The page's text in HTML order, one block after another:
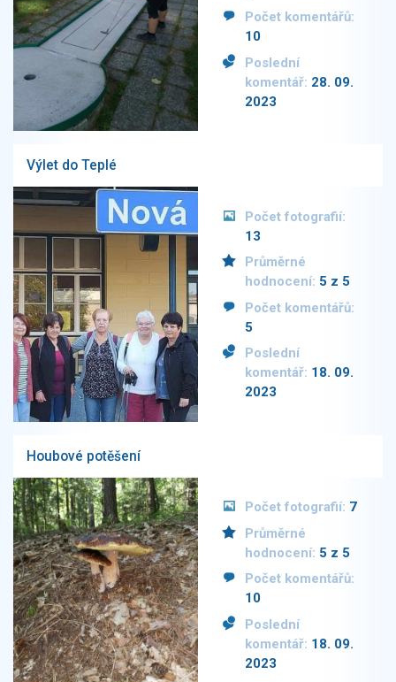
Počet komentářů:
10
Poslední
komentář: 28. 09.
2023
Výlet do Teplé
Počet fotografií:
13
Průměrné
hodnocení: 5 z 5
Počet komentářů:
5
Poslední
komentář: 18. 09.
2023
Houbové potěšení
Počet fotografií: 7
Průměrné
hodnocení: 5 z 5
Počet komentářů:
10
Poslední
komentář: 18. 09.
2023